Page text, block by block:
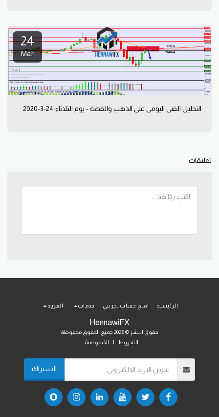
24
Mar
التحليل الفني اليومي على الذهب والفضة - يوم الثلاثاء 24-3-2020
تعليقات
HennawiFX
حقوق النشر © 2026 جميع الحقوق محفوظة
الشروط
| الخصوصية
الرئيسية افتح حساب تجريبي خدمات المزيد
الاشتراك